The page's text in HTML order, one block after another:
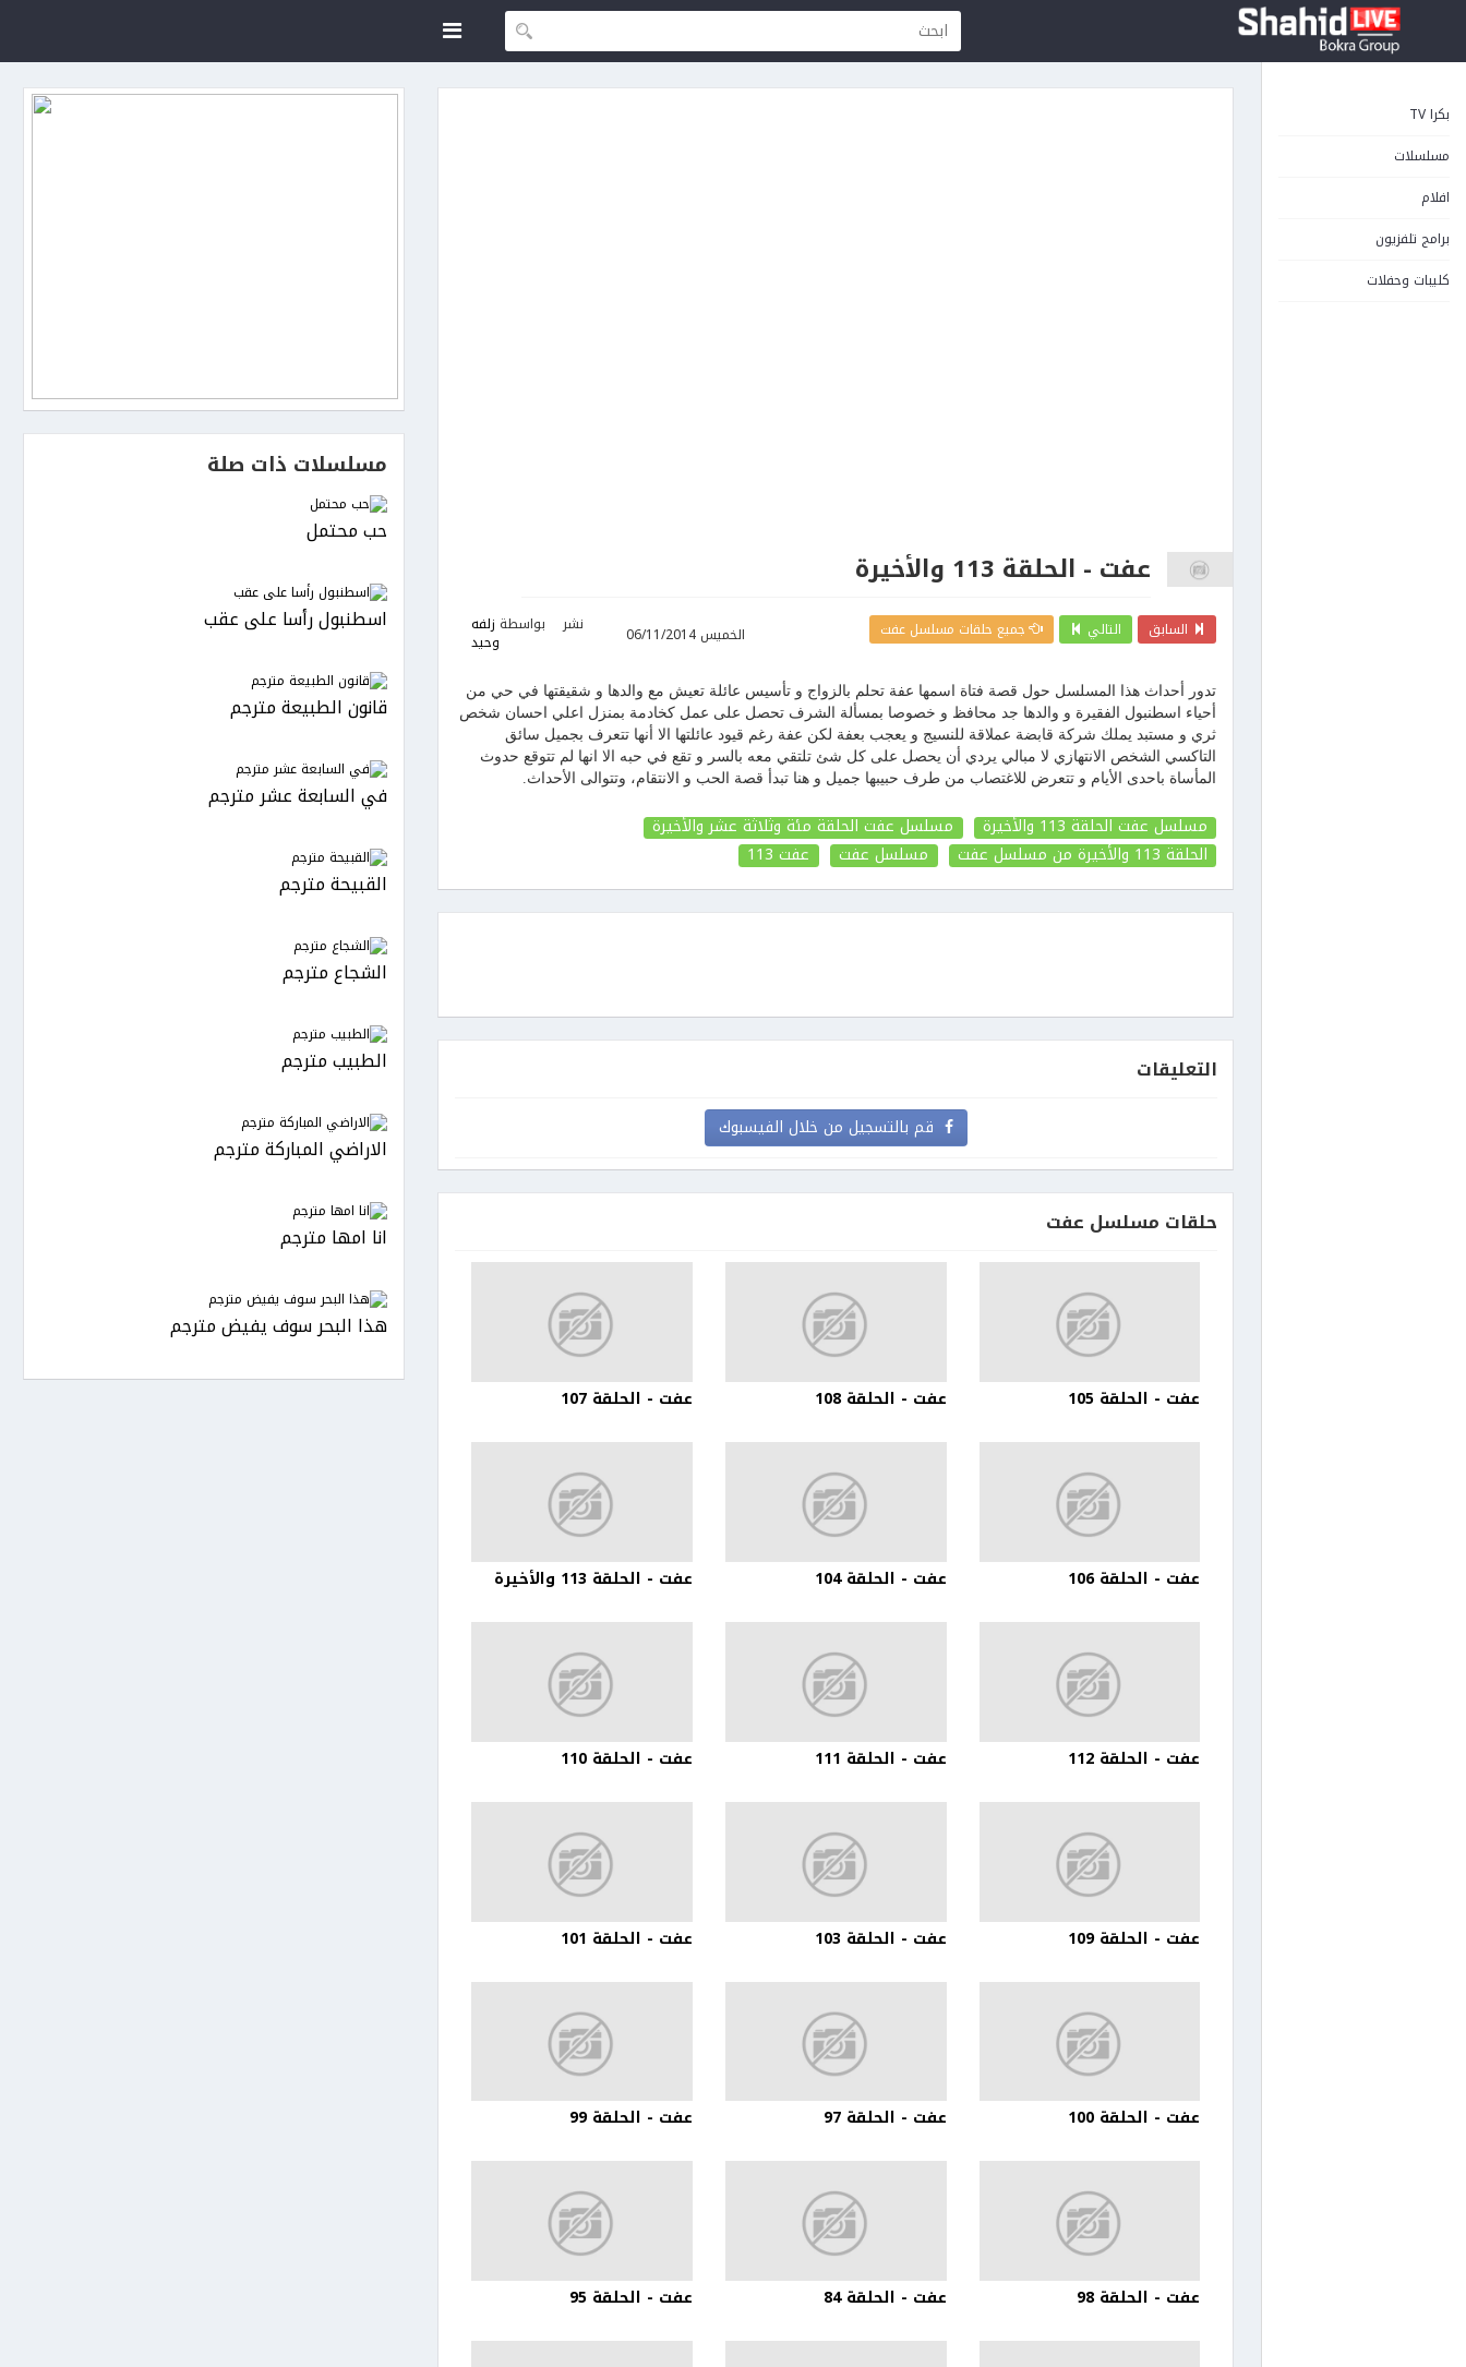
بكرا TV
مسلسلات
افلام
برامج تلفزيون
كليبات وحفلات
عفت - الحلقة 113 والأخيرة
السابق التالي جميع حلقات مسلسل عفت نشر الخميس 06/11/2014 بواسطة زلفه
وحيد
تدور أحداث هذا المسلسل حول قصة فتاة اسمها عفة تحلم بالزواج و تأسيس عائلة تعيش مع والدها و شقيقتها في حي من
أحياء اسطنبول الفقيرة و والدها جد محافظ و خصوصا بمسألة الشرف تحصل على عمل كخادمة بمنزل اعلي احسان شخص
ثري و مستبد يملك شركة قابضة عملاقة للنسيج و يعجب بعفة لكن عفة رغم قيود عائلتها الا أنها تتعرف بجميل سائق
التاكسي الشخص الانتهازي لا مبالي يردي أن يحصل على كل شئ تلتقي معه بالسر و تقع في حبه الا انها لم تتوقع حدوث
المأساة باحدى الأيام و تتعرض للاغتصاب من طرف حبيبها جميل و هنا تبدأ قصة الحب و الانتقام، وتتوالى الأحداث.
مسلسل عفت الحلقة 113 والأخيرة
مسلسل عفت الحلقة مئة وثلاثة عشر والأخيرة
الحلقة 113 والأخيرة
من مسلسل عفت مسلسل عفت عفت 113
التعليقات
قم بالتسجيل من خلال الفيسبوك
حلقات مسلسل عفت
عفت - الحلقة 105 عفت - الحلقة 108 عفت - الحلقة 107
عفت - الحلقة 106 عفت - الحلقة 104 عفت - الحلقة 113 والأخيرة
عفت - الحلقة 112 عفت - الحلقة 111 عفت - الحلقة 110
عفت - الحلقة 109 عفت - الحلقة 103 عفت - الحلقة 101
عفت - الحلقة 100 عفت - الحلقة 97 عفت - الحلقة 99
عفت - الحلقة 98 عفت - الحلقة 84 عفت - الحلقة 95
مسلسلات ذات صلة
حب محتمل
اسطنبول رأسا على عقب
قانون الطبيعة مترجم
في السابعة عشر مترجم
القبيحة مترجم
الشجاع مترجم
الطبيب مترجم
الاراضي المباركة مترجم
انا امها مترجم
هذا البحر سوف يفيض مترجم